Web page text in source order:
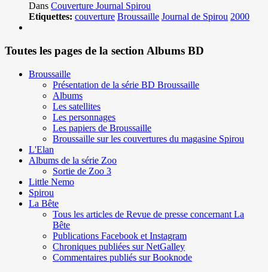
Dans Couverture Journal Spirou
Etiquettes: couverture Broussaille Journal de Spirou 2000
Toutes les pages de la section Albums BD
Broussaille
Présentation de la série BD Broussaille
Albums
Les satellites
Les personnages
Les papiers de Broussaille
Broussaille sur les couvertures du magasine Spirou
L'Elan
Albums de la série Zoo
Sortie de Zoo 3
Little Nemo
Spirou
La Bête
Tous les articles de Revue de presse concernant La
Bête
Publications Facebook et Instagram
Chroniques publiées sur NetGalley
Commentaires publiés sur Booknode